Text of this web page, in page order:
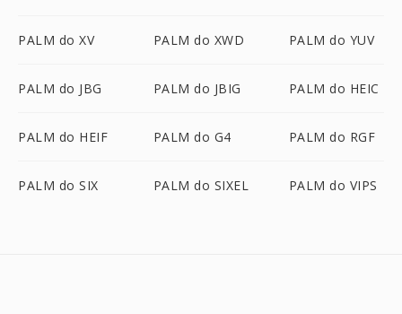
PALM do XV PALM do XWD PALM do YUV
PALM do JBG PALM do JBIG PALM do HEIC
PALM do HEIF PALM do G4 PALM do RGF
PALM do SIX PALM do SIXEL PALM do VIPS